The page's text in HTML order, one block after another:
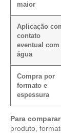
maior
Aplicação
contato
eventual com
água
Compra por
formato e
espessura
Para
produto,